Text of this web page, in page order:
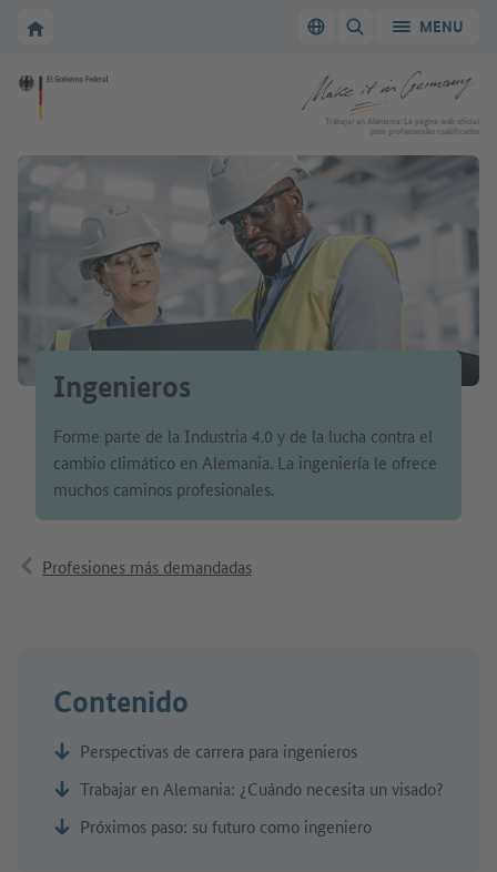
A la página de inicio de Make it in GermanyCambiar el idioma
MOSTRAR/MENU
A la página de inicio de Make it in Germany
Trabajar en Alemania: La página web oficial
para profesionales cualificados
Ingenieros
Forme parte de la Industria 4.0 y de la lucha contra el
cambio climático en Alemania. La ingeniería le ofrece
muchos caminos profesionales.
Profesiones más demandadas
Contenido
Perspectivas de carrera para ingenieros
Trabajar en Alemania: ¿Cuándo necesita un visado?
Próximos paso: su futuro como ingeniero